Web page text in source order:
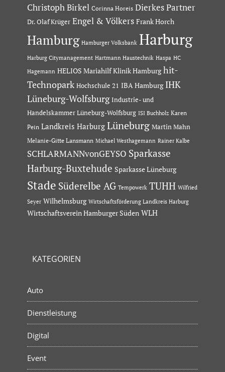
Christoph Birkel Corinna Horeis Dierkes Partner
Dr. Olaf Krüger Engel & Völkers Frank Horch
Hamburg Hamburger Volksbank Harburg
Harburg Citymanagement Hartmann Haustechnik Haspa HC
Hagemann HELIOS Mariahilf Klinik Hamburg hit-
Technopark Hochschule 21 IBA Hamburg IHK
Lüneburg-Wolfsburg Industrie- und
Handelskammer Lüneburg-Wolfsburg ISI Buchholz Karen
Pein Landkreis Harburg Lüneburg Martin Mahn
Melanie-Gitte Lansmann Michael Westhagemann Rainer Kalbe
SCHLARMANNvonGEYSO Sparkasse
Harburg-Buxtehude Sparkasse Lüneburg
Stade Süderelbe AG Tempowerk TUHH Wilfried
Seyer Wilhelmsburg Wirtschaftsförderung Landkreis Harburg
Wirtschaftsverein Hamburger Süden WLH
KATEGORIEN
Auto
Dienstleistung
Digital
Event